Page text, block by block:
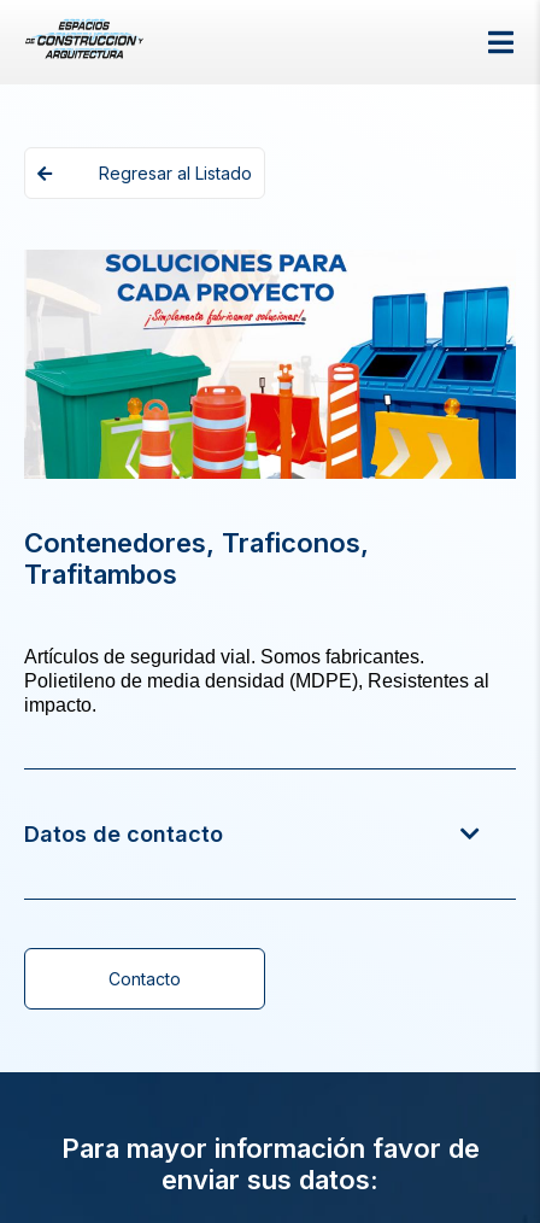
Regresar al Listado
Contenedores, Traficonos,
Trafitambos
Artículos de seguridad vial. Somos fabricantes.
Polietileno de media densidad (MDPE), Resistentes al
impacto.
Datos de contacto
Contacto
Para mayor información favor de
enviar sus datos: